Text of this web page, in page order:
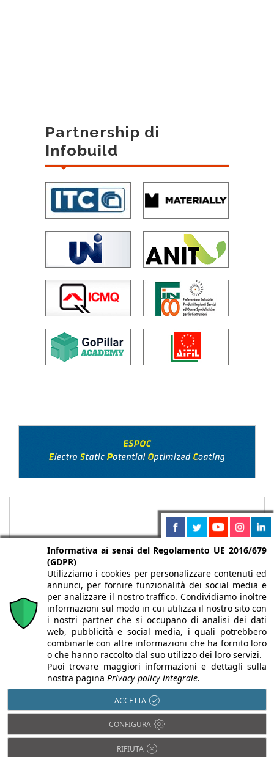
Partnership di
Infobuild
Chi siamo Autori Per la tua pubblicità
Iscriviti alla
newsletter
Infobuild è testata registrata presso il Tribunale di Milano al n° 63
dell’8/3/2013 - ISSN 2282-2267
© 2000-2026 Infoweb srl - P.IVA 13155920153 - Tutti i diritti
Informativa ai sensi del Regolamento UE 2016/679
(GDPR)
Utilizziamo i cookies per personalizzare contenuti ed
annunci, per fornire funzionalità dei social media e
per analizzare il nostro traffico. Condividiamo inoltre
informazioni sul modo in cui utilizza il nostro sito con
i nostri partner che si occupano di analisi dei dati
web, pubblicità e social media, i quali potrebbero
combinarle con altre informazioni che ha fornito loro
o che hanno raccolto dal suo utilizzo dei loro servizi.
Puoi trovare maggiori informazioni e dettagli sulla
nostra pagina Privacy policy integrale.
ACCETTA
CONFIGURA
RIFIUTA